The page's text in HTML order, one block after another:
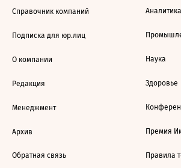
Справочник компаний
Подписка для юр.лиц
О компании
Редакция
Менеджмент
Архив
Обратная связь
Аналитика
Наука
Здоровье
Премия
Правила